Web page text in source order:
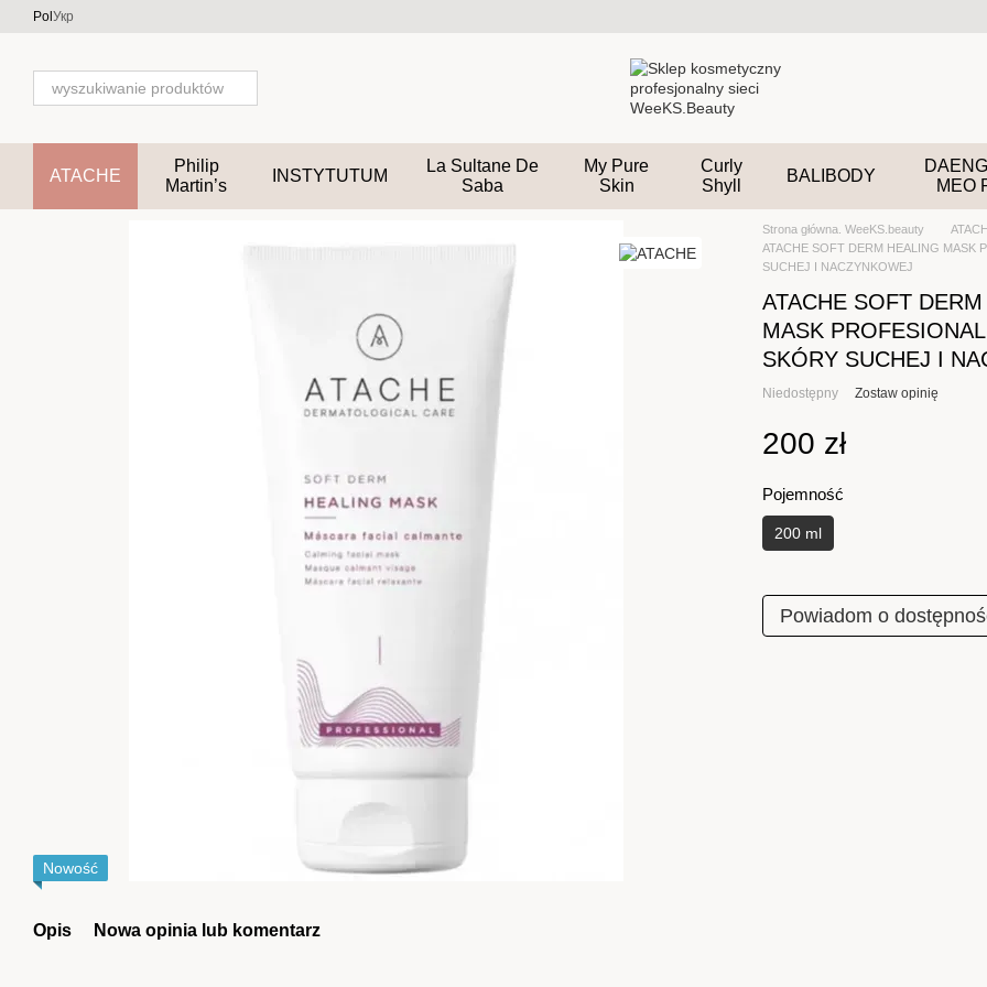
Przejdź do głównej treści
Pol Укр
ATACHE
Philip
Martin’s
INSTYTUTUM
La Sultane De
Saba
My Pure
Skin
Curly
Shyll
BALIBODY
MEO
Nowość
Opis Nowa opinia lub komentarz
Strona główna. WeeKS.beauty
ATACHE SOFT DERM HEALING MASK
SUCHEJ I NACZYNKOWEJ
ATACHE SOFT
MASK
SKÓRY SUCHEJ I
Niedostępny Zostaw opinię
200 zł
Pojemność
200 ml
Powiadom o